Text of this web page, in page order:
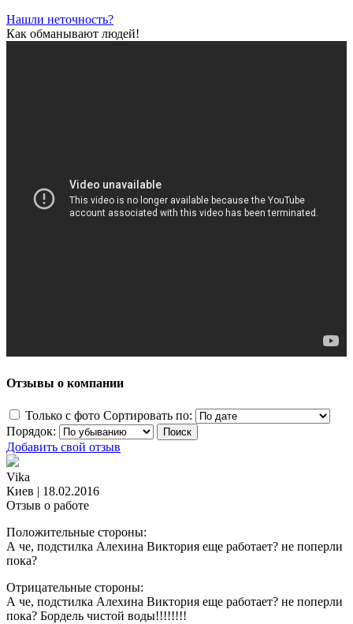
Нашли неточность?
Как обманывают людей!
Отзывы о компании
Только с фото Сортировать по:
Порядок:
Добавить свой отзыв
Vika
Киев | 18.02.2016
Отзыв о работе
Положительные стороны:
А че, подстилка Алехина Виктория еще работает? не поперли
пока?
Отрицательные стороны:
А че, подстилка Алехина Виктория еще работает? не поперли
пока? Бордель чистой воды!!!!!!!!